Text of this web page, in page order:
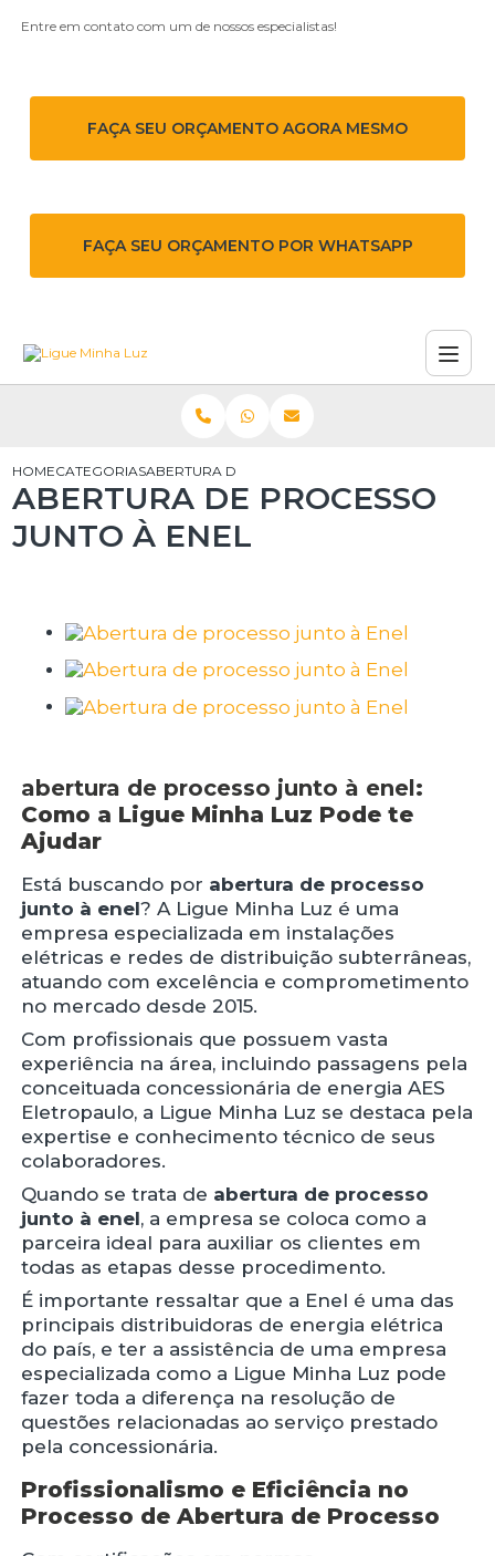
Entre em contato com um de nossos especialistas!
FAÇA SEU ORÇAMENTO AGORA MESMO
FAÇA SEU ORÇAMENTO POR WHATSAPP
HOMECATEGORIASABERTURA DE PROCESSO JUNTO À ENEL
ABERTURA DE PROCESSO
JUNTO À ENEL
abertura de processo junto à enel:
Como a Ligue Minha Luz Pode te
Ajudar
Está buscando por abertura de processo
junto à enel? A Ligue Minha Luz é uma
empresa especializada em instalações
elétricas e redes de distribuição subterrâneas,
atuando com excelência e comprometimento
no mercado desde 2015.
Com profissionais que possuem vasta
experiência na área, incluindo passagens pela
conceituada concessionária de energia AES
Eletropaulo, a Ligue Minha Luz se destaca pela
expertise e conhecimento técnico de seus
colaboradores.
Quando se trata de abertura de processo
junto à enel, a empresa se coloca como a
parceira ideal para auxiliar os clientes em
todas as etapas desse procedimento.
É importante ressaltar que a Enel é uma das
principais distribuidoras de energia elétrica
do país, e ter a assistência de uma empresa
especializada como a Ligue Minha Luz pode
fazer toda a diferença na resolução de
questões relacionadas ao serviço prestado
pela concessionária.
Profissionalismo e Eficiência no
Processo de Abertura de Processo